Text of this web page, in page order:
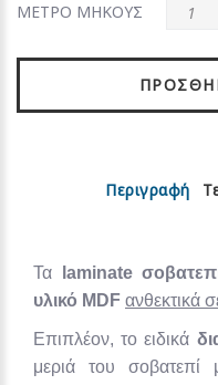
ΜΕΤΡΟ ΜΗΚΟΥΣ
Περιγραφή
Τα laminate
υλικό MDF ανθεκτικά
Επιπλέον, το ειδικά
μεριά του σοβατεπί